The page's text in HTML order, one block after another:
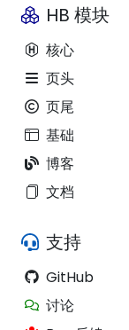
HB 模块
核心
页头
页尾
基础
博客
文档
支持
GitHub
讨论